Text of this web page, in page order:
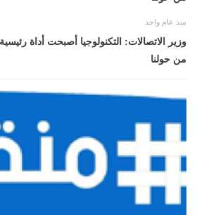
منذ عام واحد
وزير الاتصالات: التكنولوجيا أصبحت أداة
من حولنا